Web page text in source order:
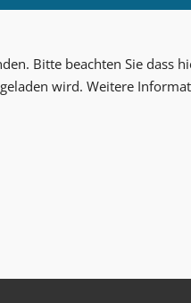
Bitte beachten Sie
wird. Weitere